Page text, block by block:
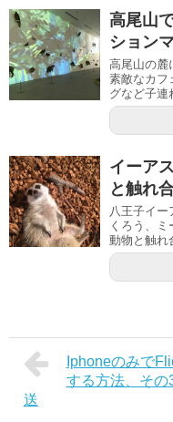
高尾山
ション
高尾山の麓
素敵なカフ
グなど子連
イーア
と触れ
八王子イ
くろう、
動物と触れ
Iphoneのみで
する方法、その
送